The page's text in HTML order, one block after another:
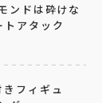
ンドは砕けな
アタック
フィギュ